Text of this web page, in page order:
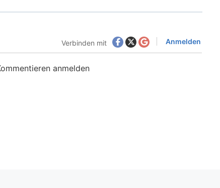
Verbinden mit Anmelden
anmelden